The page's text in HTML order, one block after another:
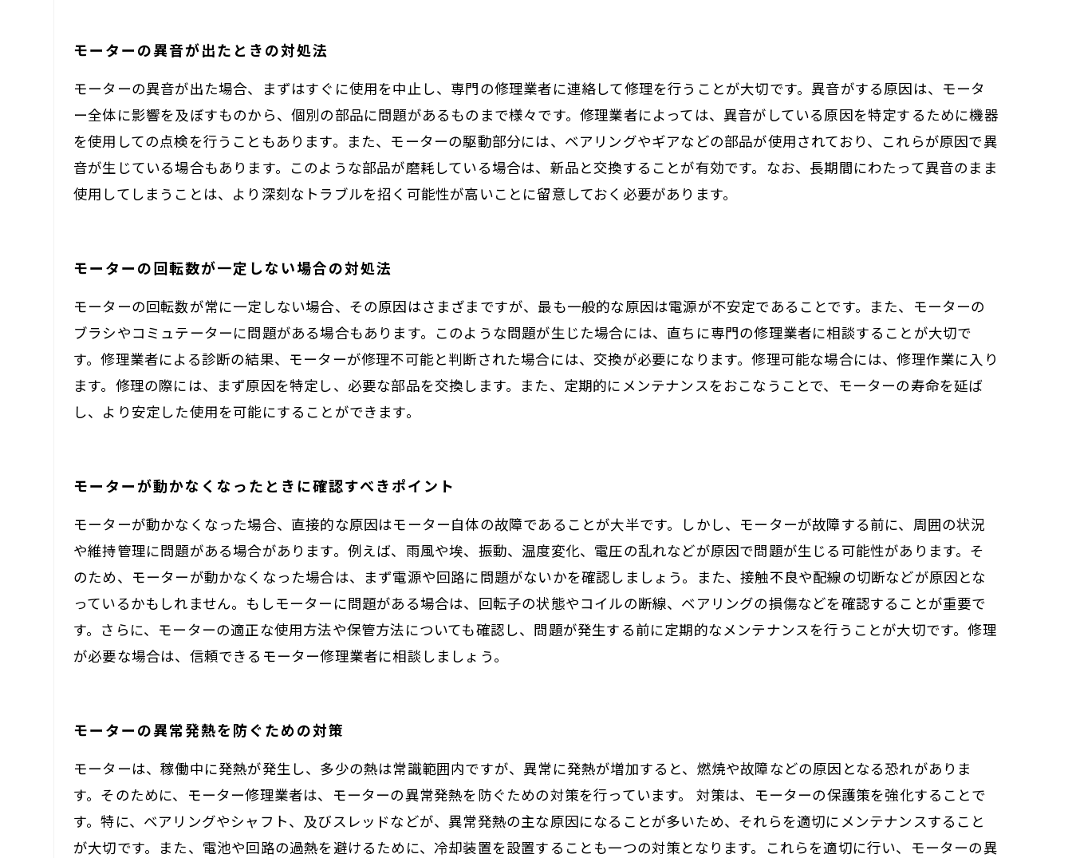
モーターの異音が出たときの対処法
モーターの異音が出た場合、まずはすぐに使用を中止し、専門の修理業者に連絡して修理を行うことが大切です。異音がする原因は、モータ
ー全体に影響を及ぼすものから、個別の部品に問題があるものまで様々です。修理業者によっては、異音がしている原因を特定するために機器
を使用しての点検を行うこともあります。また、モーターの駆動部分には、ベアリングやギアなどの部品が使用されており、これらが原因で異
音が生じている場合もあります。このような部品が磨耗している場合は、新品と交換することが有効です。なお、長期間にわたって異音のまま
使用してしまうことは、より深刻なトラブルを招く可能性が高いことに留意しておく必要があります。
モーターの回転数が一定しない場合の対処法
モーターの回転数が常に一定しない場合、その原因はさまざまですが、最も一般的な原因は電源が不安定であることです。また、モーターの
ブラシやコミュテーターに問題がある場合もあります。このような問題が生じた場合には、直ちに専門の修理業者に相談することが大切で
す。修理業者による診断の結果、モーターが修理不可能と判断された場合には、交換が必要になります。修理可能な場合には、修理作業に入り
ます。修理の際には、まず原因を特定し、必要な部品を交換します。また、定期的にメンテナンスをおこなうことで、モーターの寿命を延ば
し、より安定した使用を可能にすることができます。
モーターが動かなくなったときに確認すべきポイント
モーターが動かなくなった場合、直接的な原因はモーター自体の故障であることが大半です。しかし、モーターが故障する前に、周囲の状況
や維持管理に問題がある場合があります。例えば、雨風や埃、振動、温度変化、電圧の乱れなどが原因で問題が生じる可能性があります。そ
のため、モーターが動かなくなった場合は、まず電源や回路に問題がないかを確認しましょう。また、接触不良や配線の切断などが原因とな
っているかもしれません。もしモーターに問題がある場合は、回転子の状態やコイルの断線、ベアリングの損傷などを確認することが重要で
す。さらに、モーターの適正な使用方法や保管方法についても確認し、問題が発生する前に定期的なメンテナンスを行うことが大切です。修理
が必要な場合は、信頼できるモーター修理業者に相談しましょう。
モーターの異常発熱を防ぐための対策
モーターは、稼働中に発熱が発生し、多少の熱は常識範囲内ですが、異常に発熱が増加すると、燃焼や故障などの原因となる恐れがありま
す。そのために、モーター修理業者は、モーターの異常発熱を防ぐための対策を行っています。 対策は、モーターの保護策を強化することで
す。特に、ベアリングやシャフト、及びスレッドなどが、異常発熱の主な原因になることが多いため、それらを適切にメンテナンスすること
が大切です。また、電池や回路の過熱を避けるために、冷却装置を設置することも一つの対策となります。これらを適切に行い、モーターの異